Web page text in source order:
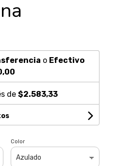
o Efectivo
de $2.583,33
Color